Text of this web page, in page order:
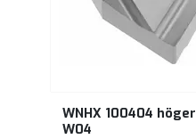
WNHX 100404 höger
W04